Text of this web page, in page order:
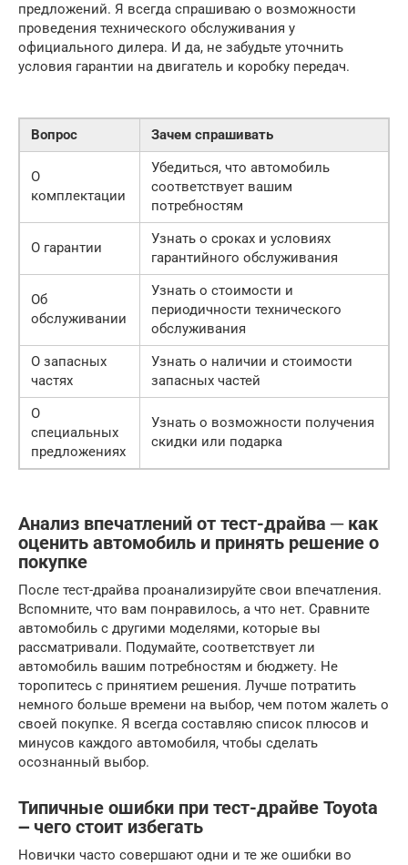
предложений. Я всегда спрашиваю о возможности
проведения технического обслуживания у
официального дилера. И да, не забудьте уточнить
условия гарантии на двигатель и коробку передач.
Вопрос Зачем спрашивать
О
комплектации
Убедиться, что автомобиль
соответствует вашим
потребностям
О гарантии
Узнать о сроках и условиях
гарантийного обслуживания
Об
обслуживании
Узнать о стоимости и
периодичности технического
обслуживания
О запасных
частях
Узнать о наличии и стоимости
запасных частей
О
специальных
предложениях
Узнать о возможности получения
скидки или подарка
Анализ впечатлений от тест-драйва ─ как
оценить автомобиль и принять решение о
покупке
После тест-драйва проанализируйте свои впечатления.
Вспомните, что вам понравилось, а что нет. Сравните
автомобиль с другими моделями, которые вы
рассматривали. Подумайте, соответствует ли
автомобиль вашим потребностям и бюджету. Не
торопитесь с принятием решения. Лучше потратить
немного больше времени на выбор, чем потом жалеть о
своей покупке. Я всегда составляю список плюсов и
минусов каждого автомобиля, чтобы сделать
осознанный выбор.
Типичные ошибки при тест-драйве Toyota
౼ чего стоит избегать
Новички часто совершают одни и те же ошибки во